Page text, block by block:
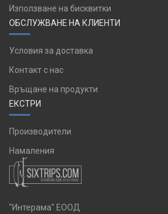
Използване на бисквитки
ОБСЛУЖВАНЕ НА КЛИЕНТИ
Условия за доставка
Контакт с нас
Връщане на продукти
ЕКСТРИ
Производители
Намаления
"Интерама" ЕООД